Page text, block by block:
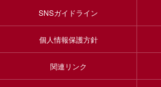
SNSガイドライン
個人情報保護方針
関連リンク